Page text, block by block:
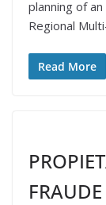
planning of
Regional
Read More